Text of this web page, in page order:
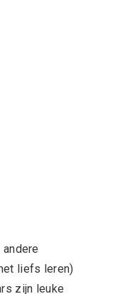
liefs leren)
zijn leuke